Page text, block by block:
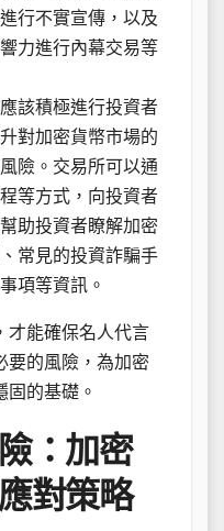
行不實宣傳，以及
力進行內幕交易等
該積極進行投資者
對加密貨幣市場的
險。交易所可以通
等方式，向投資者
助投資者瞭解加密
常見的投資詐騙手
項等資訊。
才能確保名人代言
要的風險，為加密
固的基礎。
：加密
對策略